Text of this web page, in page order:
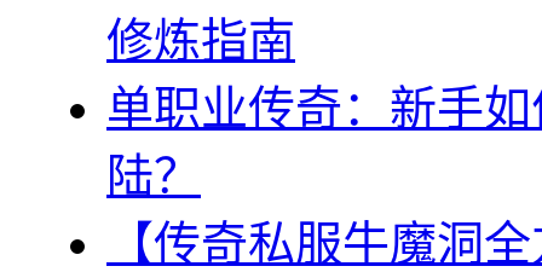
修炼指南
单职业传奇：新手
陆？
【传奇私服牛魔洞